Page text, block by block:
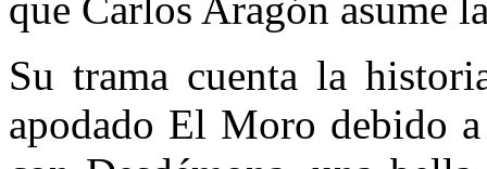
que Carlos Aragón asume
Su trama cuenta la
apodado El Moro debido